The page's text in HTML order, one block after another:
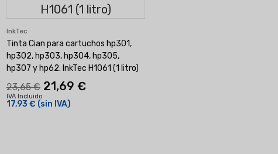
InkTec
Tinta Cian para cartuchos hp301,
hp302, hp303, hp304, hp305,
hp307 y hp62. InkTec H1061 (1 litro)
23,65 € 21,69 €
IVA Incluido
17,93 € (sin IVA)